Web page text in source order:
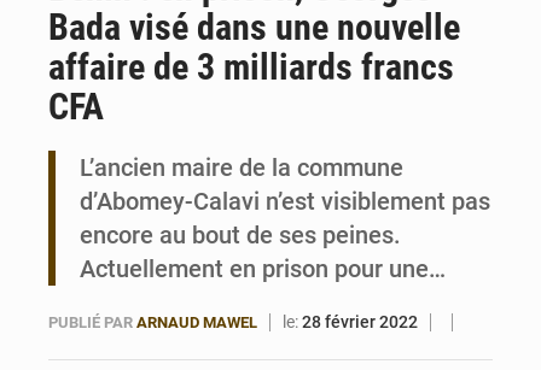
Bénin : Djogbénou inspecte le chantier du siège de l’Assemblée
Bénin et Canada scellent un partenariat inédit
Bada visé dans une nouvelle
affaire de 3 milliards francs
CFA
L’ancien maire de la commune
d’Abomey-Calavi n’est visiblement pas
encore au bout de ses peines.
Actuellement en prison pour une…
PUBLIÉ PAR ARNAUD MAWEL le:28 février 2022